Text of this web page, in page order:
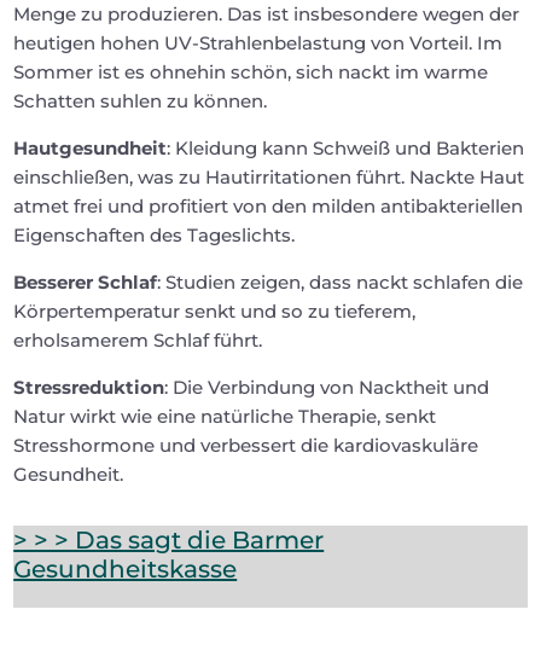
Menge zu produzieren. Das ist insbesondere wegen der
heutigen hohen UV-Strahlenbelastung von Vorteil. Im
Sommer ist es ohnehin schön, sich nackt im warme
Schatten suhlen zu können.
Hautgesundheit: Kleidung kann Schweiß und Bakterien
einschließen, was zu Hautirritationen führt. Nackte Haut
atmet frei und profitiert von den milden antibakteriellen
Eigenschaften des Tageslichts.
Besserer Schlaf: Studien zeigen, dass nackt schlafen die
Körpertemperatur senkt und so zu tieferem,
erholsamerem Schlaf führt.
Stressreduktion: Die Verbindung von Nacktheit und
Natur wirkt wie eine natürliche Therapie, senkt
Stresshormone und verbessert die kardiovaskuläre
Gesundheit.
> > > Das sagt die Barmer
Gesundheitskasse